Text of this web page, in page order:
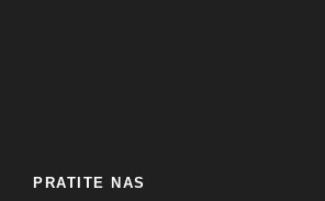
PRATITE NAS